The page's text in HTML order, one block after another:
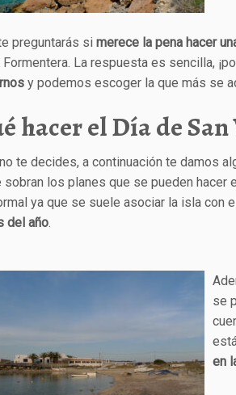
preguntarás si merece la pena hacer
La respuesta es sencilla,
y podemos escoger la que más se
hacer el Día de
te decides, a continuación te damos
sobran los planes que se pueden hacer
ya que se suele asociar la isla con
del año.
se
en